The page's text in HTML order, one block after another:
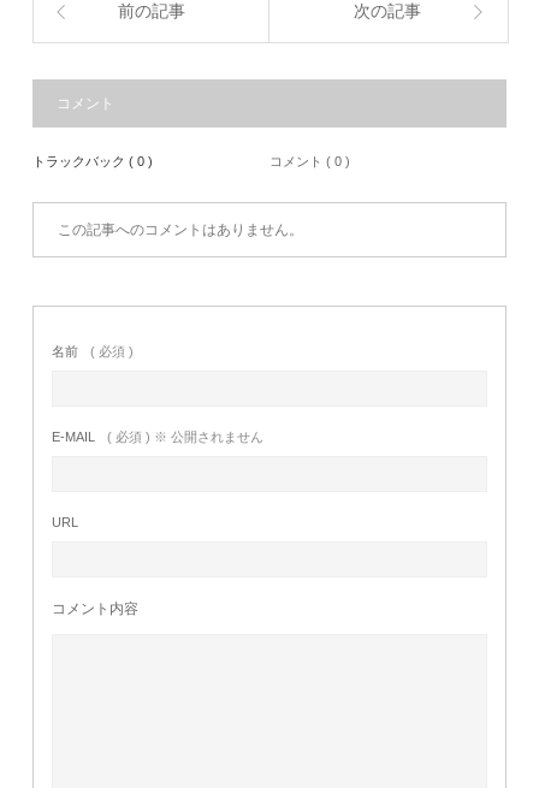
前の記事 次の記事
コメント
トラックバック ( 0 ) コメント ( 0 )
この記事へのコメントはありません。
名前 ( 必須 )
E-MAIL ( 必須 ) ※ 公開されません
URL
コメント内容